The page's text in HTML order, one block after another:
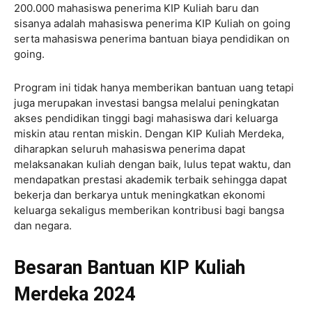
200.000 mahasiswa penerima KIP Kuliah baru dan
sisanya adalah mahasiswa penerima KIP Kuliah on going
serta mahasiswa penerima bantuan biaya pendidikan on
going.
Program ini tidak hanya memberikan bantuan uang tetapi
juga merupakan investasi bangsa melalui peningkatan
akses pendidikan tinggi bagi mahasiswa dari keluarga
miskin atau rentan miskin. Dengan KIP Kuliah Merdeka,
diharapkan seluruh mahasiswa penerima dapat
melaksanakan kuliah dengan baik, lulus tepat waktu, dan
mendapatkan prestasi akademik terbaik sehingga dapat
bekerja dan berkarya untuk meningkatkan ekonomi
keluarga sekaligus memberikan kontribusi bagi bangsa
dan negara.
Besaran Bantuan KIP Kuliah
Merdeka 2024